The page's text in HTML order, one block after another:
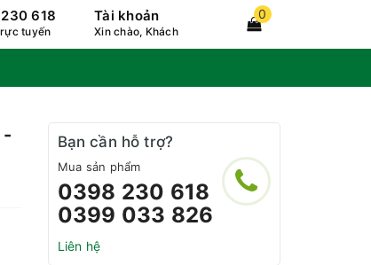
618
tuyến
Tài khoản
Xin chào, Khách
0
-
Bạn cần hỗ trợ?
Mua sản phẩm
0398 230 618
0399 033 826
Liên hệ